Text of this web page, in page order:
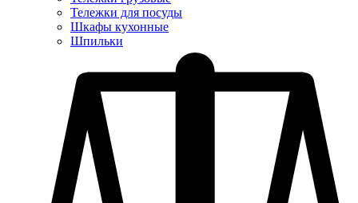
Тележки для посуды
Шкафы кухонные
Шпильки